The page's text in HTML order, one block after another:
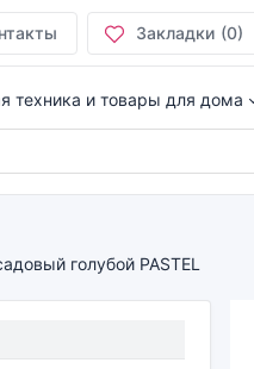
Закладки (0)
техника и товары для дома
голубой PASTEL